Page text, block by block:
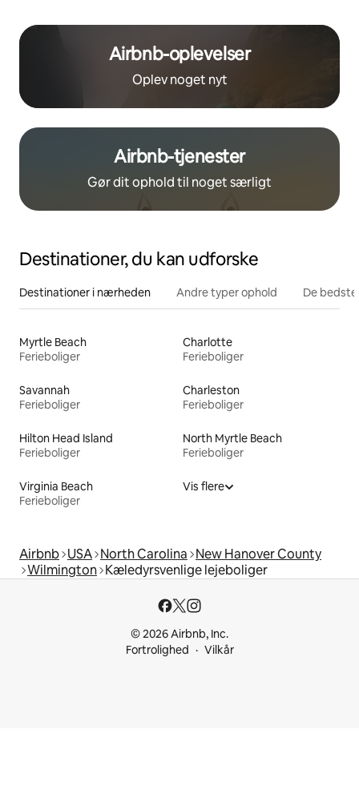
Airbnb-oplevelser
Oplev noget nyt
Airbnb-tjenester
Gør dit ophold til noget særligt
Destinationer, du kan udforske
Destinationer i nærheden Andre typer ophold De
Myrtle Beach
Ferieboliger
Charlotte
Ferieboliger
Savannah
Ferieboliger
Charleston
Ferieboliger
Hilton Head Island
Ferieboliger
North Myrtle Beach
Ferieboliger
Virginia Beach
Ferieboliger
Vis flere
Airbnb USA North Carolina New Hanover County
Wilmington Kæledyrsvenlige lejeboliger
© 2026 Airbnb, Inc.
Fortrolighed
Vilkår